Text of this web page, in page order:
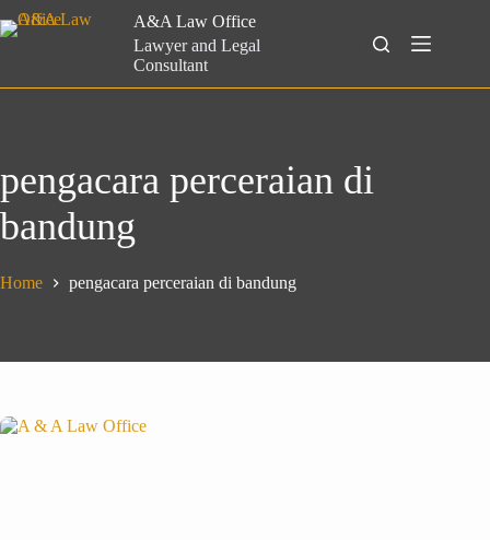
to
A&A Law Office
Lawyer and Legal
Consultant
Search
pengacara perceraian di
bandung
Home pengacara perceraian di bandung